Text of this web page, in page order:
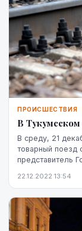
ПРОИСШЕСТВИЯ
В
В среду, 21
товарный поезд
представитель
22.12.2022 13:54